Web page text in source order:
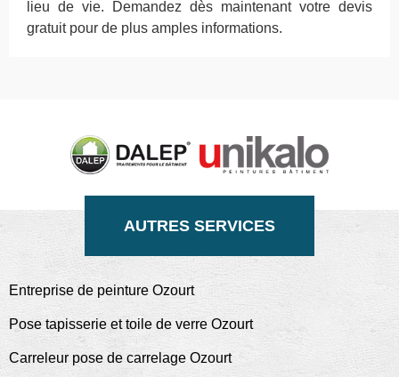
lieu de vie. Demandez dès maintenant votre devis
gratuit pour de plus amples informations.
AUTRES SERVICES
Entreprise de peinture Ozourt
Pose tapisserie et toile de verre Ozourt
Carreleur pose de carrelage Ozourt